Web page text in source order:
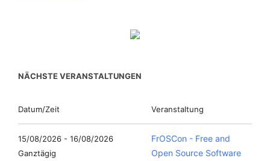
NÄCHSTE VERANSTALTUNGEN
Datum/Zeit Veranstaltung
15/08/2026 - 16/08/2026
Ganztägig
FrOSCon - Free and
Open Source Software